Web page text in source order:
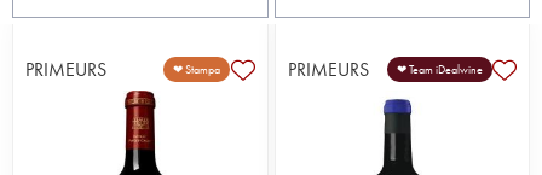
PRIMEURS ❤ Stampa PRIMEURS ❤ Team iDealwine